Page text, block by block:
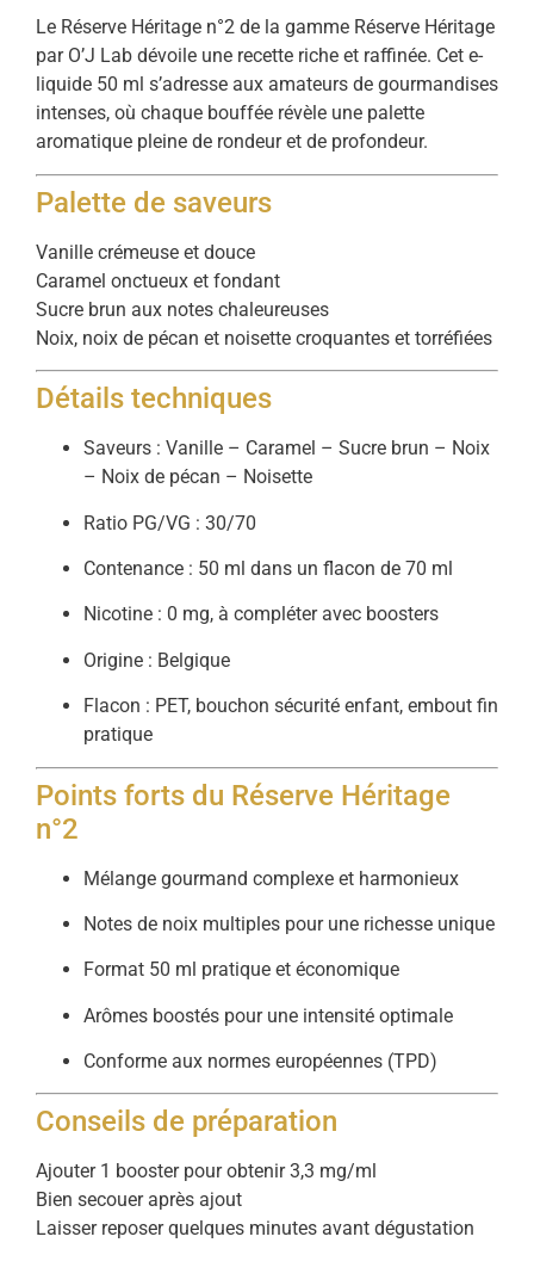
Le Réserve Héritage n°2 de la gamme Réserve Héritage
par O’J Lab dévoile une recette riche et raffinée. Cet e-
liquide 50 ml s’adresse aux amateurs de gourmandises
intenses, où chaque bouffée révèle une palette
aromatique pleine de rondeur et de profondeur.
Palette de saveurs
Vanille crémeuse et douce
Caramel onctueux et fondant
Sucre brun aux notes chaleureuses
Noix, noix de pécan et noisette croquantes et torréfiées
Détails techniques
Saveurs : Vanille – Caramel – Sucre brun – Noix
– Noix de pécan – Noisette
Ratio PG/VG : 30/70
Contenance : 50 ml dans un flacon de 70 ml
Nicotine : 0 mg, à compléter avec boosters
Origine : Belgique
Flacon : PET, bouchon sécurité enfant, embout fin
pratique
Points forts du Réserve Héritage
n°2
Mélange gourmand complexe et harmonieux
Notes de noix multiples pour une richesse unique
Format 50 ml pratique et économique
Arômes boostés pour une intensité optimale
Conforme aux normes européennes (TPD)
Conseils de préparation
Ajouter 1 booster pour obtenir 3,3 mg/ml
Bien secouer après ajout
Laisser reposer quelques minutes avant dégustation